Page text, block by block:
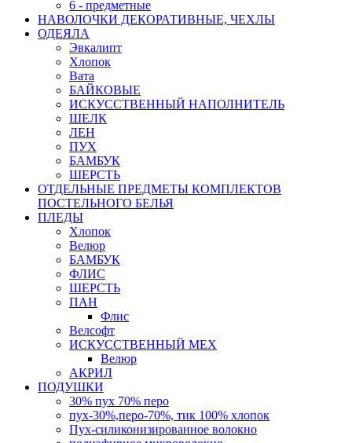
6 - предметные
НАВОЛОЧКИ ДЕКОРАТИВНЫЕ, ЧЕХЛЫ
ОДЕЯЛА
Эвкалипт
Хлопок
Вата
БАЙКОВЫЕ
ИСКУССТВЕННЫЙ НАПОЛНИТЕЛЬ
ШЕЛК
ЛЕН
ПУХ
БАМБУК
ШЕРСТЬ
ОТДЕЛЬНЫЕ ПРЕДМЕТЫ КОМПЛЕКТОВ
ПОСТЕЛЬНОГО БЕЛЬЯ
ПЛЕДЫ
Хлопок
Велюр
БАМБУК
ФЛИС
ШЕРСТЬ
ПАН
Флис
Велсофт
ИСКУССТВЕННЫЙ МЕХ
Велюр
АКРИЛ
ПОДУШКИ
30% пух 70% перо
пух-30%,перо-70%, тик 100% хлопок
Пух-силиконизированное волокно